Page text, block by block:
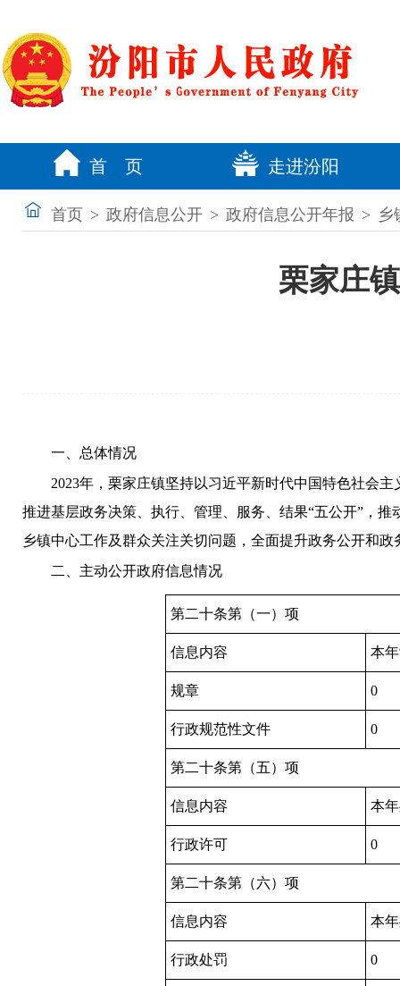
首 页 走进汾阳
首页 > 政府信息公开 > 政府信息公开年报 > 乡
栗家庄
一、总体情况
2023年， 栗家庄镇坚持以习近平新时代中国特色社会
推进基层政务决策、执行、管理、服务、结果“五公开”，
乡镇中心工作及群众关注关切问题，全面提升政务公开和政
二、主动公开政府信息情况
第二十条第（一）项
信息内容 本
规章 0
行政规范性文件 0
第二十条第（五）项
信息内容 本
行政许可 0
第二十条第（六）项
信息内容 本
行政处罚 0